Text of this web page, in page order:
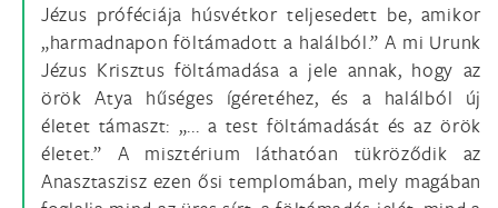
Jézus próféciája húsvétkor teljesedett be, amikor
„harmadnapon föltámadott a halálból.” A mi Urunk
Jézus Krisztus föltámadása a jele annak, hogy az
örök Atya hűséges ígéretéhez, és a halálból új
életet támaszt: „... a test föltámadását és az örök
életet.” A misztérium láthatóan tükröződik az
Anasztaszisz ezen ősi templomában, mely magában